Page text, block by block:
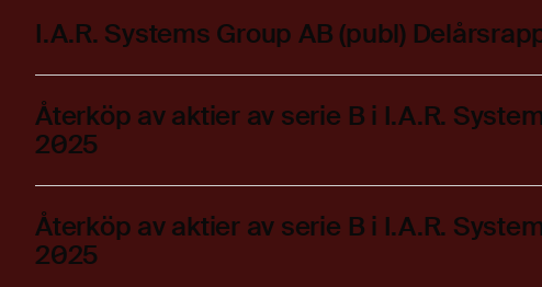
I.A.R. Systems Group AB (publ)
Återköp av aktier av serie B i I.A.R.
2025
Återköp av aktier av serie B i I.A.R.
2025